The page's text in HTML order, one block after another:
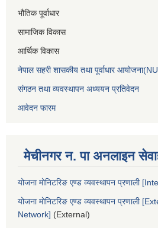
भौतिक पूर्वाधार
सामाजिक विकास
आर्थिक विकास
नेपाल सहरी शासकीय तथा पूर्वाधार
संगठन तथा व्यवस्थापन अध्ययन प्रतिवेदन
आवेदन फारम
मेचीनगर न. पा अनलाइन
योजना मोनिटरिङ एण्ड व्यवस्थापन प्रणाली
योजना मोनिटरिङ एण्ड व्यवस्थापन प्रणाली
Network] (External)